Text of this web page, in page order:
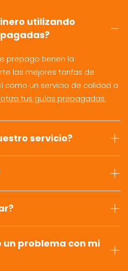
utilizando
prepago tienen la
las mejores tarifas de
como un servicio de calidad a
tus guías prepagadas.
servicio?
un problema con mi